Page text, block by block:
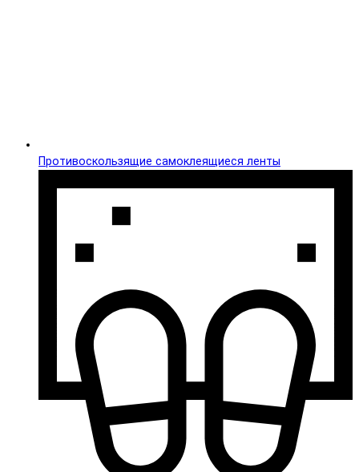
Противоскользящие самоклеящиеся ленты